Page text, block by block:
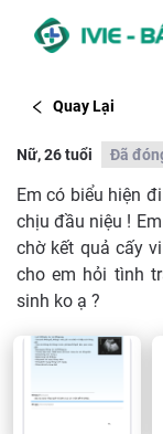
Quay Lại
Nữ, 26 tuổi Đã
Em có biểu hiện
chịu đầu niệu !
chờ kết quả cấy
cho em hỏi tình
sinh ko ạ ?